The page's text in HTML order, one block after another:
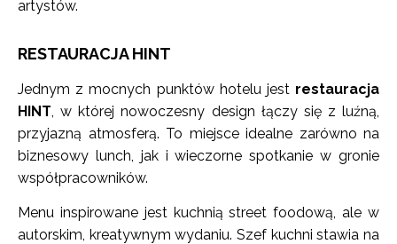
artystów.
RESTAURACJA HINT
Jednym z mocnych punktów hotelu jest restauracja
HINT, w której nowoczesny design łączy się z luźną,
przyjazną atmosferą. To miejsce idealne zarówno na
biznesowy lunch, jak i wieczorne spotkanie w gronie
współpracowników.
Menu inspirowane jest kuchnią street foodową, ale w
autorskim, kreatywnym wydaniu. Szef kuchni stawia na